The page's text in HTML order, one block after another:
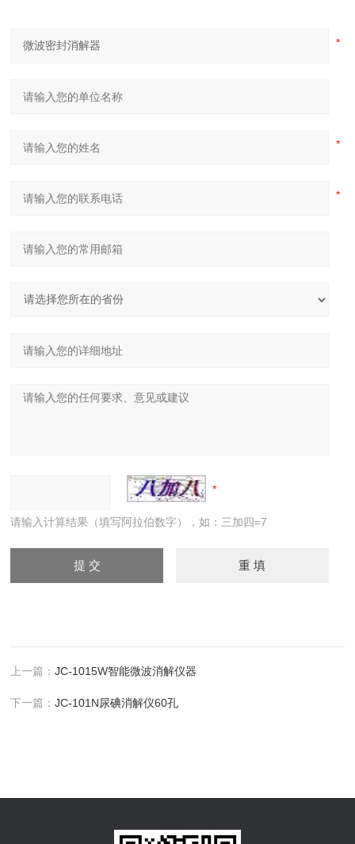
请输入计算结果（填写阿拉伯数字），如：三加四=7
上一篇：JC-1015W智能微波消解仪器
下一篇：JC-101N尿碘消解仪60孔